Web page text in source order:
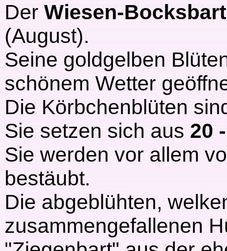
DerWiesen-
(August).
Seine goldgelben
schönem Wetter
Die Körbchenblüten
Sie setzen sich aus20
Sie werden vor allem
bestäubt.
Die abgeblühten,
zusammengefallenen